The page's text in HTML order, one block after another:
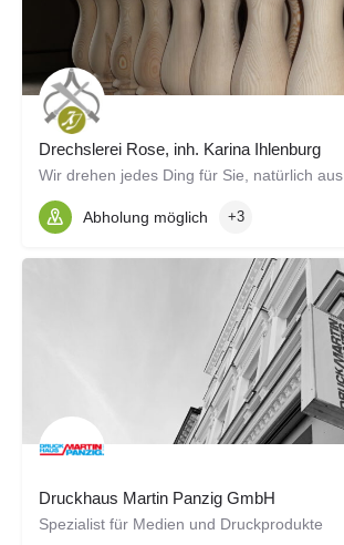
Drechslerei Rose, inh. Karina Ihlenburg
Wir drehen jedes Ding für Sie, natürlich aus
Abholung möglich +3
Druckhaus Martin Panzig GmbH
Spezialist für Medien und Druckprodukte